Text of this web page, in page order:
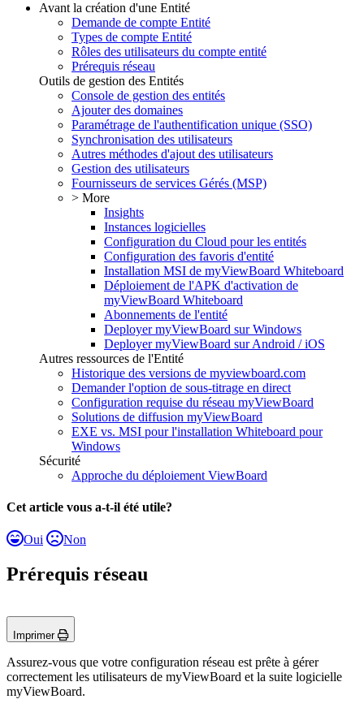
Avant la création d'une Entité
Demande de compte Entité
Types de compte Entité
Rôles des utilisateurs du compte entité
Prérequis réseau
Outils de gestion des Entités
Console de gestion des entités
Ajouter des domaines
Paramétrage de l'authentification unique (SSO)
Synchronisation des utilisateurs
Autres méthodes d'ajout des utilisateurs
Gestion des utilisateurs
Fournisseurs de services Gérés (MSP)
> More
Insights
Instances logicielles
Configuration du Cloud pour les entités
Configuration des favoris d'entité
Installation MSI de myViewBoard Whiteboard
Déploiement de l'APK d'activation de
myViewBoard Whiteboard
Abonnements de l'entité
Deployer myViewBoard sur Windows
Deployer myViewBoard sur Android / iOS
Autres ressources de l'Entité
Historique des versions de myviewboard.com
Demander l'option de sous-titrage en direct
Configuration requise du réseau myViewBoard
Solutions de diffusion myViewBoard
EXE vs. MSI pour l'installation Whiteboard pour
Windows
Sécurité
Approche du déploiement ViewBoard
Cet article vous a-t-il été utile?
Oui Non
Prérequis réseau
Imprimer
Assurez-vous que votre configuration réseau est prête à gérer
correctement les utilisateurs de myViewBoard et la suite logicielle
myViewBoard.